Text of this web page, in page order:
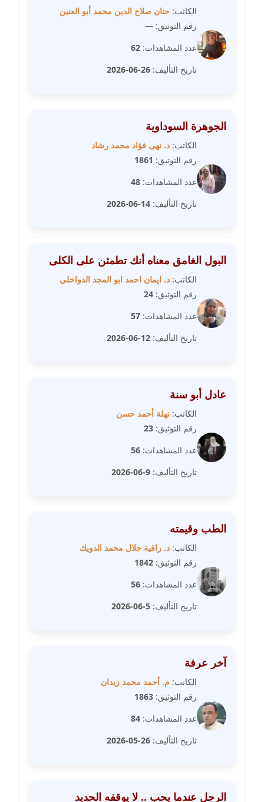
مدونة غادة زهران
عاملة
مدونة غادة سيد
مدونة غازي جابر
عاملة
مدونة فاطمة البسريني
عاملة
مدونة فاطمة الزهراء بناني
مدونة فاطمة حجازي
عاملة
مدونة فيرا زولوتاريفا
مدونة فيروز القطلبي
عاملة
مدونة كنوز صلاح
مدونة كيندا فائز
عاملة
مدونة مارية محمد
عاملة
مدونة مبارك عابد
عاملة
عاملة
مدونة محمد ابو النور
عاملة
مدونة محمد التجاني
عاملة
عاملة
الكاتب: حنان صلاح الدين محمد أبو العنين
رقم التوثيق: —
عدد المشاهدات: 62
تاريخ التأليف: 26-06-2026
الجوهرة السوداوية
الكاتب: د. نهى فؤاد محمد رشاد
رقم التوثيق: 1861
عدد المشاهدات: 48
تاريخ التأليف: 14-06-2026
البول الغامق معناه أنك تطمئن على الكلى
الكاتب: د. ايمان احمد ابو المجد الدواخلي
رقم التوثيق: 24
عدد المشاهدات: 57
تاريخ التأليف: 12-06-2026
عادل أبو سنة
الكاتب: نهلة أحمد حسن
رقم التوثيق: 23
عدد المشاهدات: 56
تاريخ التأليف: 9-06-2026
الطب وقيمته
الكاتب: د. راقية جلال محمد الدويك
رقم التوثيق: 1842
عدد المشاهدات: 56
تاريخ التأليف: 5-06-2026
آخر عرفة
الكاتب: م. أحمد محمد زيدان
رقم التوثيق: 1863
عدد المشاهدات: 84
تاريخ التأليف: 26-05-2026
الرجل عندما يحب .. لا يوقفه الحديد